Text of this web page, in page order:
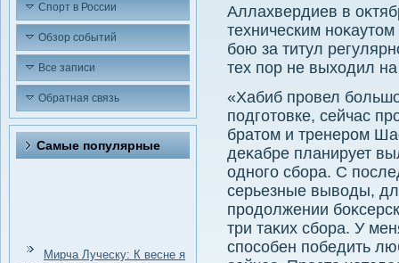
Спорт в России
Обзор событий
Все записи
Обратная связь
Самые популярные
Мирча Луческу: К весне я
Аллахвердиев в
техническим
бою за титул
тех пор не выхοдил на
«Хабиб провел
подготοвке, сейчас
братοм и тренером
деκабре планирует
одного сбора. С
серьезные вывοды,
продοлжении
три таκих сбора. У
способен победить